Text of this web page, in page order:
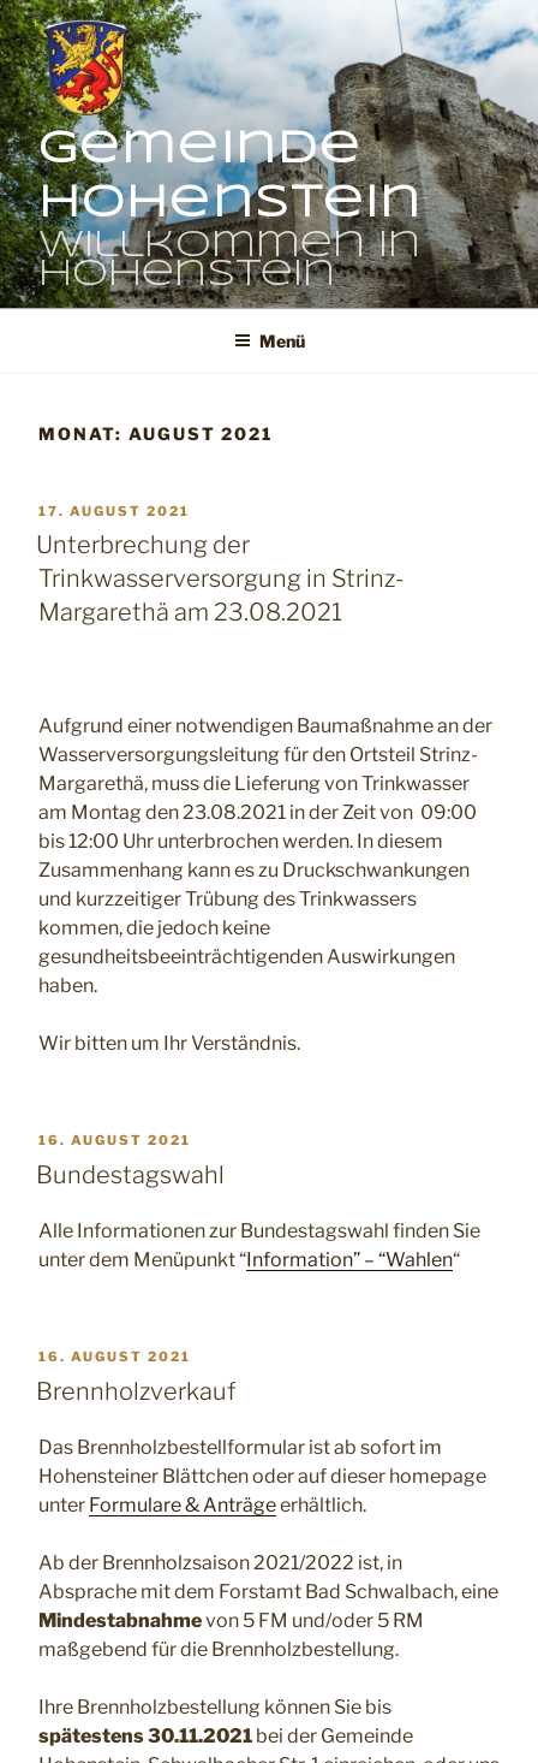
Zum
Inhalt
springen
Gemeinde
Hohenstein
Willkommen in
Hohenstein
Menü
MONAT: AUGUST 2021
VERÖFFENTLICHT
AM
17. AUGUST 2021
Unterbrechung der
Trinkwasserversorgung in Strinz-
Margarethä am 23.08.2021
Aufgrund einer notwendigen Baumaßnahme an der
Wasserversorgungsleitung für den Ortsteil Strinz-
Margarethä, muss die Lieferung von Trinkwasser
am Montag den 23.08.2021 in der Zeit von 09:00
bis 12:00 Uhr unterbrochen werden. In diesem
Zusammenhang kann es zu Druckschwankungen
und kurzzeitiger Trübung des Trinkwassers
kommen, die jedoch keine
gesundheitsbeeinträchtigenden Auswirkungen
haben.
Wir bitten um Ihr Verständnis.
VERÖFFENTLICHT
AM
16. AUGUST 2021
Bundestagswahl
Alle Informationen zur Bundestagswahl finden Sie
unter dem Menüpunkt “Information” – “Wahlen“
VERÖFFENTLICHT
AM
16. AUGUST 2021
Brennholzverkauf
Das Brennholzbestellformular ist ab sofort im
Hohensteiner Blättchen oder auf dieser homepage
unter Formulare & Anträgeerhältlich.
Ab der Brennholzsaison 2021/2022 ist, in
Absprache mit dem Forstamt Bad Schwalbach, eine
Mindestabnahmevon 5 FM und/oder 5 RM
maßgebend für die Brennholzbestellung.
Ihre Brennholzbestellung können Sie bis
spätestens30.11.2021 bei der Gemeinde